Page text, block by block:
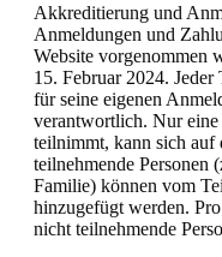
Akkreditierung und
Anmeldungen und
Website vorgenommen
15. Februar 2024.
für seine eigenen
verantwortlich. Nur eine
teilnimmt, kann sich auf
teilnehmende Personen
Familie) können vom
hinzugefügt werden.
nicht teilnehmende